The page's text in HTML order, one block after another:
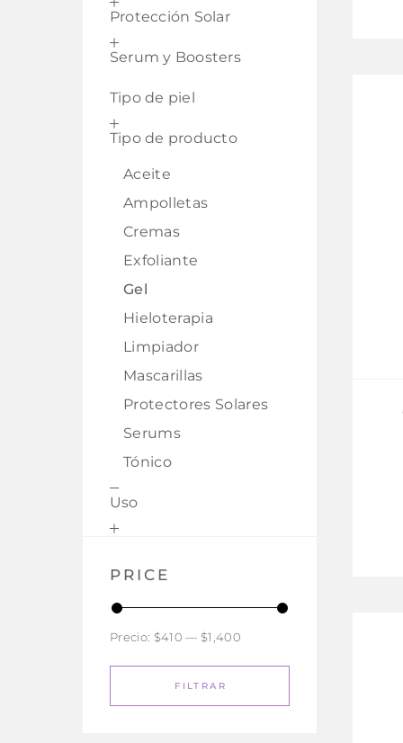
Protección Solar
Serum y Boosters
Tipo de piel
Tipo de producto
Aceite
Ampolletas
Cremas
Exfoliante
Gel
Hieloterapia
Limpiador
Mascarillas
Protectores Solares
Serums
Tónico
Uso
PRICE
FILTRAR
Precio: $410 — $1,400